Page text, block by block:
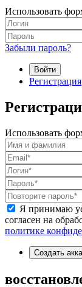
Использовать
Забыли пароль?
Войти
Регистрация
Использовать
Я принимаю
согласен на
политике
Создать